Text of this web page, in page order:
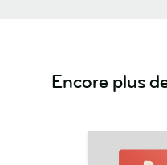
Encore plus